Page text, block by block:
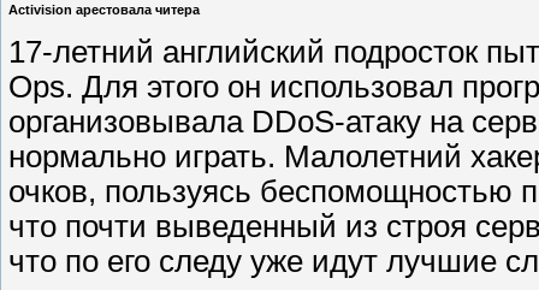
Activision арестовала читера
17-летний английский подросток
Ops. Для этого он использовал
организовывала DDoS-атаку на
нормально играть. Малолетний
очков, пользуясь беспомощностью
что почти выведенный из строя
что по его следу уже идут лучшие